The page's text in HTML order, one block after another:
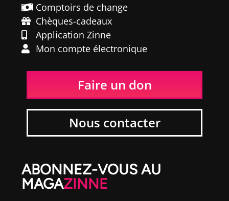
Comptoirs de change
Chèques-cadeaux
Application Zinne
Mon compte électronique
Faire un don
Nous contacter
ABONNEZ-VOUS AU
MAGAZINNE